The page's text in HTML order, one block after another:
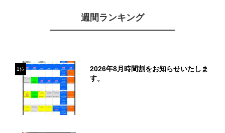
週間ランキング
1位
2026年8月時間割をお知らせいたしま
す。